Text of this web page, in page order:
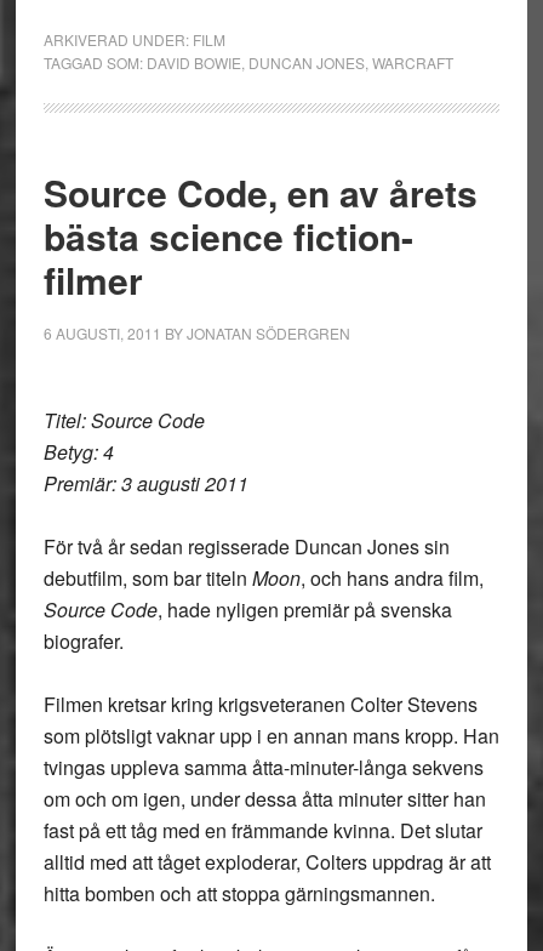
ARKIVERAD UNDER: FILM
TAGGAD SOM: DAVID BOWIE DUNCAN JONES, WARCRAFT
Source Code, en av årets
bästa science fiction-
filmer
6 AUGUSTI, 2011 BYJONATAN SÖDERGREN
Titel: Source Code
Betyg: 4
Premiär: 3 augusti 2011
För två år sedan regisserade Duncan Jones sin
debutfilm, som bar titeln Moon, och hans andra film,
Source Code, hade nyligen premiär på svenska
biografer.
Filmen kretsar kring krigsveteranen Colter Stevens
som plötsligt vaknar upp i en annan mans kropp. Han
tvingas uppleva samma åtta-minuter-långa sekvens
om och om igen, under dessa åtta minuter sitter han
fast på ett tåg med en främmande kvinna. Det slutar
alltid med att tåget exploderar, Colters uppdrag är att
hitta bomben och att stoppa gärningsmannen.